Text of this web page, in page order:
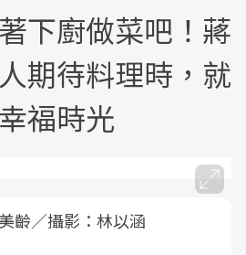
下廚做菜吧！蔣
期待料理時，就
福時光
齡／攝影：林以涵